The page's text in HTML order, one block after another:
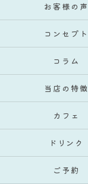
お客様の声
コンセプト
コラム
当店の特徴
カフェ
ドリンク
ご予約